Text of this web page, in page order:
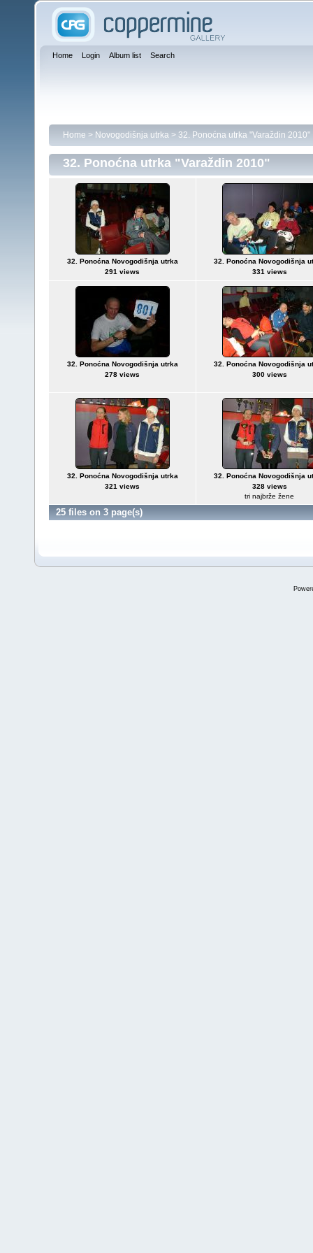
Home Login Album list Search
Home > Novogodišnja utrka > 32. Ponoćna utrka "Varaždin 2010"
32. Ponoćna utrka "Varaždin 2010"
32. Ponoćna Novogodišnja utrka
291 views
32. Ponoćna Novogodišnja
331 views
32. Ponoćna Novogodišnja utrka
278 views
32. Ponoćna Novogodišnja
300 views
32. Ponoćna Novogodišnja utrka
321 views
32. Ponoćna Novogodišnja
328 views
tri najbrže žene
25 files on 3 page(s)